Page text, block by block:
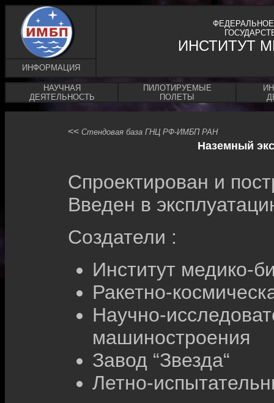
ИНСТИТУТ
ИНФОРМАЦИЯ
НАУЧНАЯ
ДЕЯТЕЛЬНОСТЬ
ПИЛОТИРУЕМЫЕ
ПОЛЕТЫ
<< Стендовая база ГНЦ РФ-ИМБП РАН
Наземный
Спроектирован и
Введен в
Создатели :
Институт медико-
Ракетно-
Научно-
машиностроения
Завод “Звезда“
Летно-